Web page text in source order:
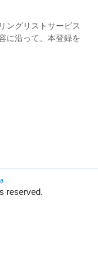
ングリストサービス
に沿って、本登録を
reserved.